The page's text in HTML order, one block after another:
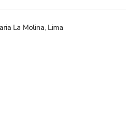
La Molina, Lima